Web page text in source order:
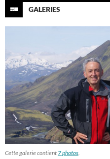
GALERIES
Cette galerie contient 7 photos